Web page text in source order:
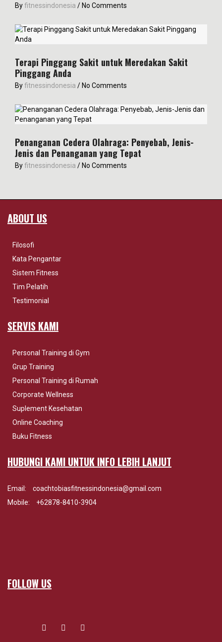
Byfitnessindonesia / No Comments
Terapi Pinggang Sakit untuk Meredakan Sakit
Pinggang Anda
Byfitnessindonesia / No Comments
Penanganan Cedera Olahraga: Penyebab, Jenis-
Jenis dan Penanganan yang Tepat
Byfitnessindonesia / No Comments
ABOUT US
Filosofi
Kata Pengantar
Sistem Fitness
Tim Pelatih
Testimonial
SERVIS KAMI
Personal Training di Gym
Grup Training
Personal Training di Rumah
Corporate Wellness
Suplement Kesehatan
Online Coaching
Buku Fitness
HUBUNGI KAMI UNTUK INFO LEBIH LANJUT
Email:
coachtobiasfitnessindonesia@gmail.com
Mobile:
+62878-8410-3904
FOLLOW US